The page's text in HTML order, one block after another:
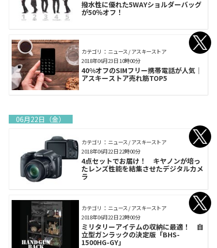
撥水性に優れた5WAYショルダーバッグ
が50％オフ！
カテゴリ： ニュース / アスキーストア
40%オフのSIMフリー携帯電話が人気｜
アスキーストア売れ筋TOP5
2018年06月23日 10時00分
06月22日（金）
カテゴリ： ニュース / アスキーストア
4点セットでお届け！ キヤノンが培っ
たレンズ性能を結集させたデジタルカメ
ラ
2018年06月22日 22時00分
カテゴリ： ニュース / アスキーストア
ミリタリーアイテムの収納に最適！ 自
立型ガンラックの決定版「BHS-
1500HG-GY」
2018年06月22日 22時00分